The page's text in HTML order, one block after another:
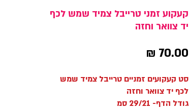
קעקוע זמני טרייבל צמיד שמש לכף
יד צוואר וחזה
סט קעקועים זמניים טרייבל צמיד שמש
לכף יד צוואר וחזה
גודל הדף- 29/21 סמ